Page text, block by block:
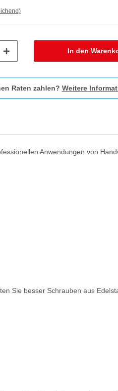
In den
Raten zahlen? Weitere
Anwendungen von
Sie besser Schrauben aus